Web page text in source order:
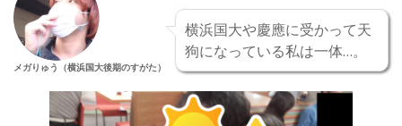
メガりゅう（横浜国大後期のすがた）
横浜国大や慶應に受かって天
狗になっている私は一体…。